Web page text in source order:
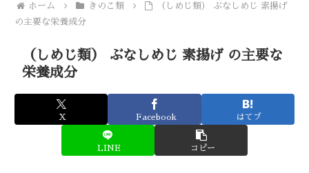
ホーム きのこ類
（しめじ類） ぶなしめじ 素揚げ
の主要な栄養成分
（しめじ類） ぶなしめじ 素揚げ の主要な
栄養成分
X Facebook はてブ
LINE コピー